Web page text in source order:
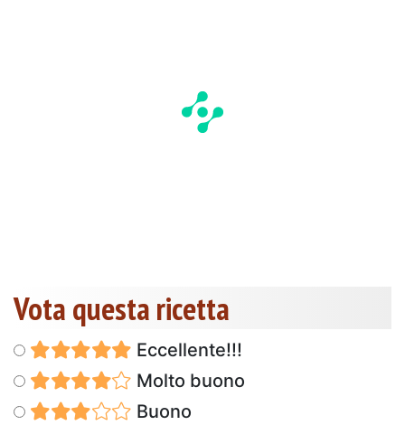
Vota questa ricetta
Eccellente!!!
Molto buono
Buono